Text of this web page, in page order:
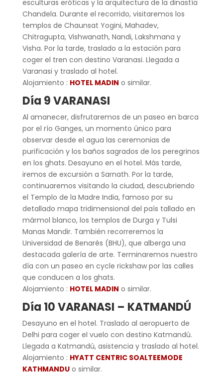
esculturas eróticas y la arquitectura de la dinastía
Chandela. Durante el recorrido, visitaremos los
templos de Chaunsat Yogini, Mahadev,
Chitragupta, Vishwanath, Nandi, Lakshmana y
Visha. Por la tarde, traslado a la estación para
coger el tren con destino Varanasi. Llegada a
Varanasi y traslado al hotel.
Alojamiento : HOTEL MADIN o similar.
Día 9 VARANASI
Al amanecer, disfrutaremos de un paseo en barca
por el río Ganges, un momento único para
observar desde el agua las ceremonias de
purificación y los baños sagrados de los peregrinos
en los ghats. Desayuno en el hotel. Más tarde,
iremos de excursión a Sarnath. Por la tarde,
continuaremos visitando la ciudad, descubriendo
el Templo de la Madre India, famoso por su
detallado mapa tridimensional del país tallado en
mármol blanco, los templos de Durga y Tulsi
Manas Mandir. También recorreremos la
Universidad de Benarés (BHU), que alberga una
destacada galería de arte. Terminaremos nuestro
día con un paseo en cycle rickshaw por las calles
que conducen a los ghats.
Alojamiento : HOTEL MADIN o similar.
Día 10 VARANASI – KATMANDÚ
Desayuno en el hotel. Traslado al aeropuerto de
Delhi para coger el vuelo con destino Katmandú.
Llegada a Katmandú, asistencia y traslado al hotel.
Alojamiento : HYATT CENTRIC SOALTEEMODE
KATHMANDUo similar.